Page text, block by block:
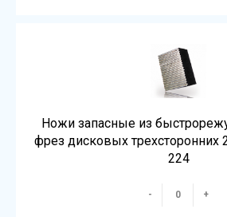
Ножи запасные из
фрез дисковых трехсторонних
224
- +